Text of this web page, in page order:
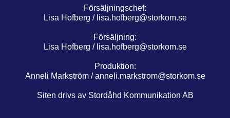
Försäljningschef:
Lisa Hofberg / lisa.hofberg@storkom.se
Försäljning:
Lisa Hofberg / lisa.hofberg@storkom.se
Produktion:
Anneli Markström /anneli.markstrom@storkom.se
Siten drivs av Stordåhd Kommunikation AB